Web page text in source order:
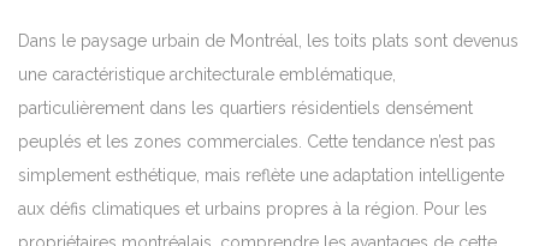
Dans le paysage urbain de Montréal, les toits plats sont devenus
une caractéristique architecturale emblématique,
particulièrement dans les quartiers résidentiels densément
peuplés et les zones commerciales. Cette tendance n’est pas
simplement esthétique, mais reflète une adaptation intelligente
aux défis climatiques et urbains propres à la région. Pour les